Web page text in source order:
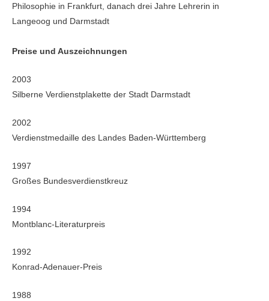
Philosophie in Frankfurt, danach drei Jahre Leh­rerin in
Langeoog und Darmstadt
Preise und Auszeichnungen
2003
Silberne Verdienstplakette der Stadt Darmstadt
2002
Verdienstmedaille des Landes Baden-Württemberg
1997
Großes Bundesverdienstkreuz
1994
Montblanc-Literaturpreis
1992
Konrad-Adenauer-Preis
1988